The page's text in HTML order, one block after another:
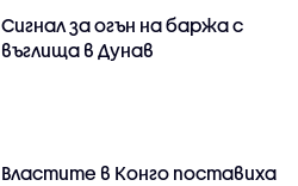
Сигнал за огън на баржа с
въглища в Дунав
Властите в Конго поставиха